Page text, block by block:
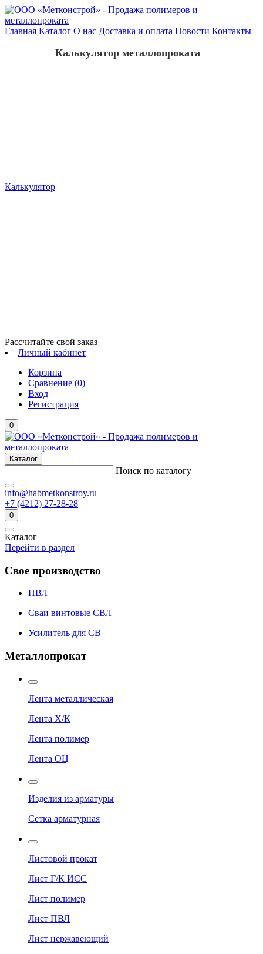
Главная Каталог О нас Доставка и оплата Новости Контакты
Калькулятор
Калькулятор металлопроката
Рассчитайте свой заказ
Личный кабинет
Корзина
Сравнение (0)
Вход
Регистрация
0
Каталог
Поиск по каталогу
info@habmetkonstroy.ru
+7 (4212) 27-28-28
0
Каталог
Перейти в раздел
Свое производство
ПВЛ
Сваи винтовые СВЛ
Усилитель для СВ
Металлопрокат
Лента металлическая
Лента Х/К
Лента полимер
Лента ОЦ
Изделия из арматуры
Сетка арматурная
Листовой прокат
Лист Г/К ИСС
Лист полимер
Лист ПВЛ
Лист нержавеющий